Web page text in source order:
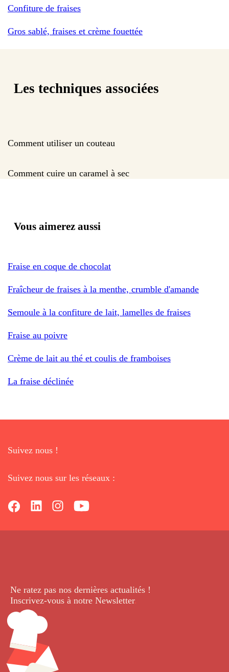
Confiture de fraises
Gros sablé, fraises et crème fouettée
Les techniques associées
Comment utiliser un couteau
Comment cuire un caramel à sec
Vous aimerez aussi
Fraise en coque de chocolat
Fraîcheur de fraises à la menthe, crumble d'amande
Semoule à la confiture de lait, lamelles de fraises
Fraise au poivre
Crème de lait au thé et coulis de framboises
La fraise déclinée
Suivez nous !
Suivez nous sur les réseaux :
Ne ratez pas nos dernières actualités !
Inscrivez-vous à notre Newsletter.